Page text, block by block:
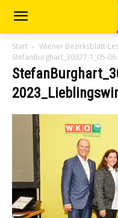
Start
Wiener Bezirksblatt-
StefanBurghart_30327-1_05-